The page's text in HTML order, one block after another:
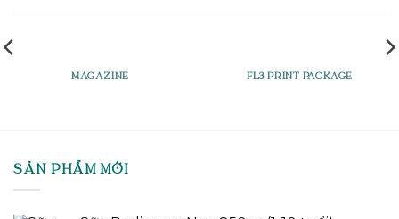
MAGAZINE FL3 PRINT PACKAGE
SẢN PHẨM MỚI